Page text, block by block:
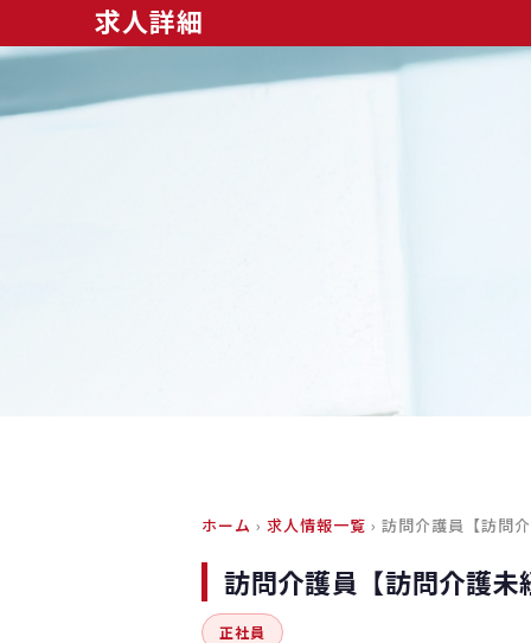
求人詳細
ホーム › 求人情報一覧 › 訪問介護員【訪問
訪問介護員【訪問介護
正社員